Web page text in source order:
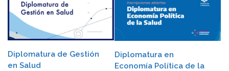
Diplomatura de Gestión
en Salud
Diplomatura en
Economía Política de la